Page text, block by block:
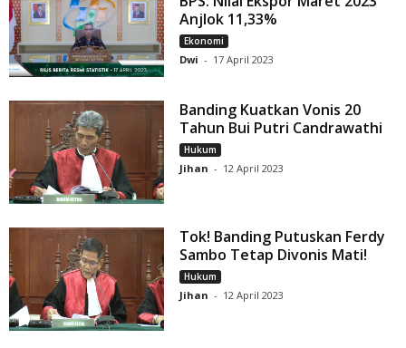
Anjlok 11,33%
Ekonomi
Dwi - 17 April 2023
Banding Kuatkan Vonis 20
Tahun Bui Putri Candrawathi
Hukum
Jihan - 12 April 2023
Tok! Banding Putuskan Ferdy
Sambo Tetap Divonis Mati!
Hukum
Jihan - 12 April 2023